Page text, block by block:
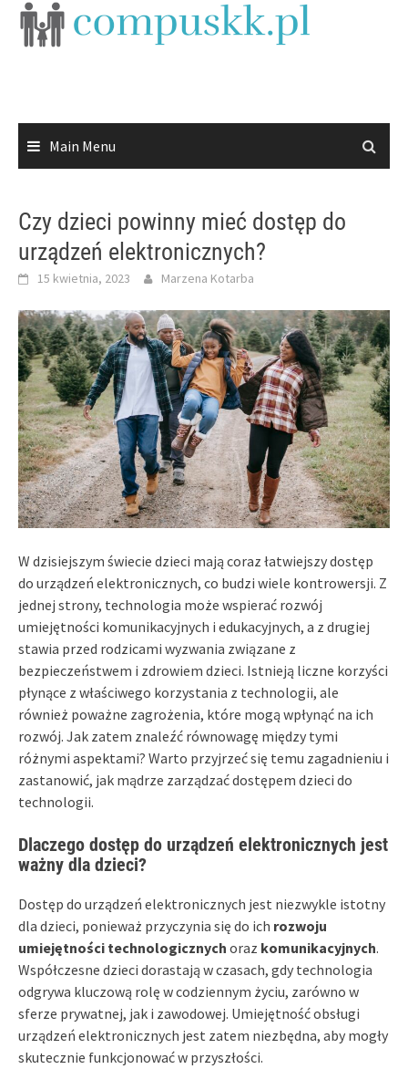
Skip
Main Menu
Czy dzieci powinny mieć dostęp do
urządzeń elektronicznych?
15 kwietnia, 2023 Marzena Kotarba
W dzisiejszym świecie dzieci mają coraz łatwiejszy dostęp
do urządzeń elektronicznych, co budzi wiele kontrowersji. Z
jednej strony, technologia może wspierać rozwój
umiejętności komunikacyjnych i edukacyjnych, a z drugiej
stawia przed rodzicami wyzwania związane z
bezpieczeństwem i zdrowiem dzieci. Istnieją liczne korzyści
płynące z właściwego korzystania z technologii, ale
również poważne zagrożenia, które mogą wpłynąć na ich
rozwój. Jak zatem znaleźć równowagę między tymi
różnymi aspektami? Warto przyjrzeć się temu zagadnieniu i
zastanowić, jak mądrze zarządzać dostępem dzieci do
technologii.
Dlaczego dostęp do urządzeń elektronicznych jest
ważny dla dzieci?
Dostęp do urządzeń elektronicznych jest niezwykle istotny
dla dzieci, ponieważ przyczynia się do ich rozwoju
umiejętności technologicznych oraz komunikacyjnych.
Współczesne dzieci dorastają w czasach, gdy technologia
odgrywa kluczową rolę w codziennym życiu, zarówno w
sferze prywatnej, jak i zawodowej. Umiejętność obsługi
urządzeń elektronicznych jest zatem niezbędna, aby mogły
skutecznie funkcjonować w przyszłości.